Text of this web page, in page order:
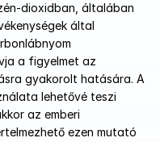
dioxidban, általában
által
a figyelmet az
gyakorolt hatására. A
lehetővé teszi
az emberi
ezen mutató